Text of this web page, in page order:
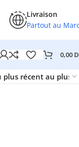
Livraison
Partout au
0,00